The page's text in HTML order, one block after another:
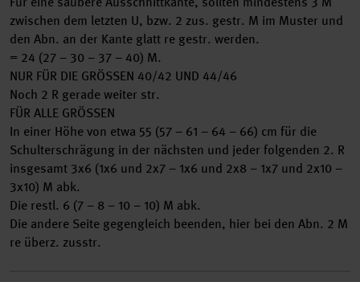
zwischen dem letzten U, bzw. 2 zus. gestr. M im Muster und
den Abn. an der Kante glatt re gestr. werden.
= 24 (27 – 30 – 37 – 40) M.
NUR FÜR DIE GRÖSSEN 40/42 UND 44/46
Noch 2 R gerade weiter str.
FÜR ALLE GRÖSSEN
In einer Höhe von etwa 55 (57 – 61 – 64 – 66) cm für die
Schulterschrägung in der nächsten und jeder folgenden 2. R
insgesamt 3x6 (1x6 und 2x7 – 1x6 und 2x8 – 1x7 und 2x10 –
3x10) M abk.
Die restl. 6 (7 – 8 – 10 – 10) M abk.
Die andere Seite gegengleich beenden, hier bei den Abn. 2 M
re überz. zusstr.